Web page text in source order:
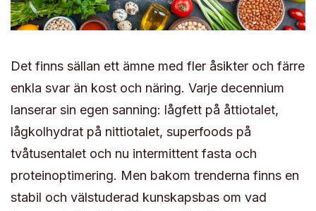
Det finns sällan ett ämne med fler åsikter och färre
enkla svar än kost och näring. Varje decennium
lanserar sin egen sanning: lågfett på åttiotalet,
lågkolhydrat på nittiotalet, superfoods på
tvåtusentalet och nu intermittent fasta och
proteinoptimering. Men bakom trenderna finns en
stabil och välstuderad kunskapsbas om vad